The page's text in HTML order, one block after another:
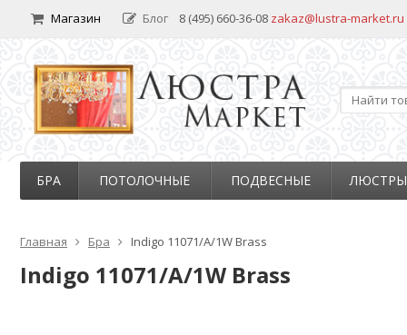
Магазин Блог 8 (495) 660-36-08 zakaz@lustra-market.ru
БРА ПОТОЛОЧНЫЕ ПОДВЕСНЫЕ ЛЮСТРЫ
Главная Бра Indigo 11071/A/1W Brass
Indigo 11071/A/1W Brass